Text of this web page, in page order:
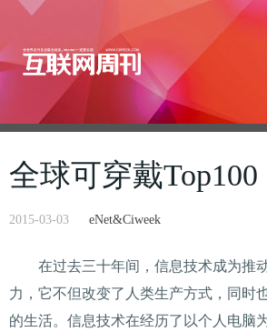
全球可穿戴Top100
2015-03-03 eNet&Ciweek
在过去三十年间，信息技术成为推
力，它不但改变了人类生产方式，同时
的生活。信息技术在经历了以个人电脑